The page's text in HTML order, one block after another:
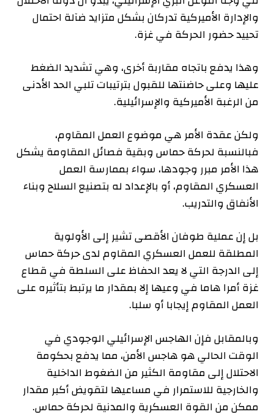
والإدارة الأميركية تدركان بشكل متزايد ضآلة احتمال
تحييد حضور الحركة في غزة.
وهذا يدفع باتجاه مقاربة أخرى، وهي تشديد الضغط
عليها وعلى حاضنتها للقبول بترتيبات تلبي الحد الأدنى
من الرغبة الأميركية والإسرائيلية.
ولكن عقدة الأمر هي موضوع العمل المقاوم،
فبالنسبة لحركة حماس وبقية فصائل المقاومة يشكل
هذا الأمر مبرر وجودها، سواء بممارسة العمل
العسكري المقاوم، أو بالإعداد له بتصنيع السلاح وبناء
الأنفاق والتدريب.
بل إن عملية طوفان الأقصى تشير إلى الأولوية
المطلقة للعمل العسكري المقاوم لدى حركة حماس
إلى الدرجة التي لا يعد الحفاظ على السلطة في قطاع
غزة أمرا هاما في وعيها إلا بمقدار ما يرتبط بتأثيره على
العمل المقاوم إيجابا أو سلبا.
وبالمقابل فإن الهاجس الإسرائيلي الوجودي في
الوقت الحالي هو هاجس الأمن، مما يدفع بحكومة
الاحتلال إلى مقاومة الكثير من الضغوط الداخلية
والخارجية للاستمرار في مساعيها لتقويض أكبر مقدار
ممكن من القوة العسكرية والمدنية لحركة حماس.